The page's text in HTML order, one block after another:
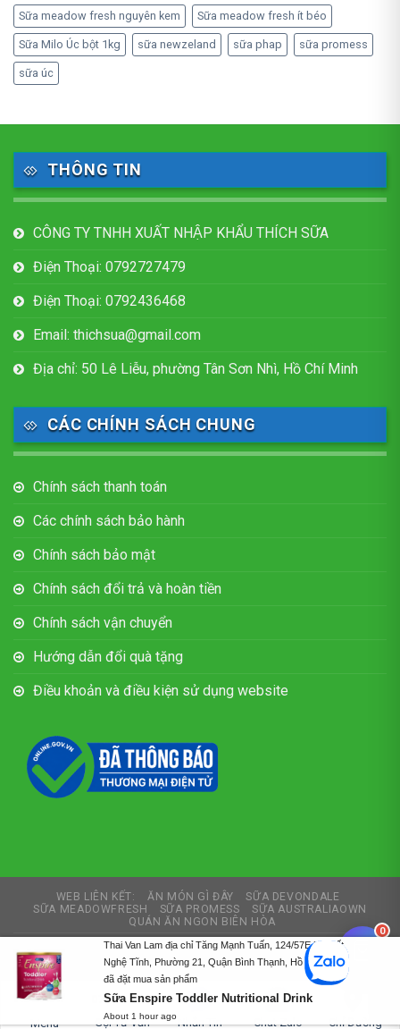
Sữa meadow fresh nguyên kem Sữa meadow fresh ít béo
Sữa Milo Úc bột 1kg sữa newzeland sữa phap sữa promess
sữa úc
THÔNG TIN
CÔNG TY TNHH XUẤT NHẬP KHẨU THÍCH SỮA
Điện Thoại: 0792727479
Điện Thoại: 0792436468
Email: thichsua@gmail.com
Địa chỉ: 50 Lê Liễu, phường Tân Sơn Nhì, Hồ Chí Minh
CÁC CHÍNH SÁCH CHUNG
Chính sách thanh toán
Các chính sách bảo hành
Chính sách bảo mật
Chính sách đổi trả và hoàn tiền
Chính sách vận chuyển
Hướng dẫn đổi quà tặng
Điều khoản và điều kiện sử dụng website
WEB LIÊN KẾT: ĂN MÓN GÌ ĐÂY
SỮA DEVONDALE
SỮA MEADOWFRESH
SỮA PROMESS
SỮA AUSTRALIAOWN
QUÁN ĂN NGON BIÊN HÒA
Copyright 2026 © Thích Sữa
Tư vấn và thiết kế webThiết kế web Biên Hòa
Menu
0792727479
Gọi Tư Vấn
Nhắn Tin Chat Zalo Chỉ Đường
Thai Van Lam địa chỉ Tăng Mạnh Tuấn, 124/57E Xô Viết
Nghệ Tĩnh, Phường 21, Quận Bình Thạnh, Hồ Chí Minh
đã đặt mua sản phẩm
Sữa Enspire Toddler Nutritional Drink
About 1 hour ago
0